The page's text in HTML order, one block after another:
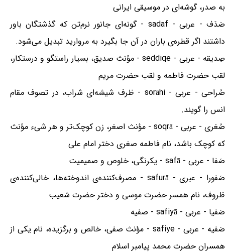
به صدر، گوشه‌ای در موسیقی ایرانی
صَدَف - عربی - sadaf - گونه‌ای جانور نرم‌تن که گذشتگان باور
داشتند اگر قطره‌ی باران در آن جا بگیرد به مروارید تبدیل می‌شود.
صِدیقه - عربی - seddiqe - مؤنث صدیق، بسیار راستگو و درستکار،
لقب حضرت فاطمه و لقب حضرت مریم
صُراحی - عربی - sorāhi - ظرف شیشه‌ای شراب، در تصوف مقام
انس را گویند.
صُغری - عربی - soqrā - مؤنث اصغر، زن کوچک‌تر و هر شی‌ء مؤنث
که کوچک باشد، نام فاطمه صغری دختر امام علی
صَفا - عربی - safā - یکرنگی، خلوص و صمیمیت
صَفورا - عبری - safurā - مصرف‌کننده‌ی اندوخته‌ها، خالی‌کننده‌ی
ظروف، نام همسر حضرت موسی و دختر حضرت شعیب
صَفیا - عربی - safiyā - صفیه
صَفیه - عربی - safiye - مؤنث صفی، خالص و برگزیده، نام یکی از
همسران حضرت محمد پیامبر اسلام